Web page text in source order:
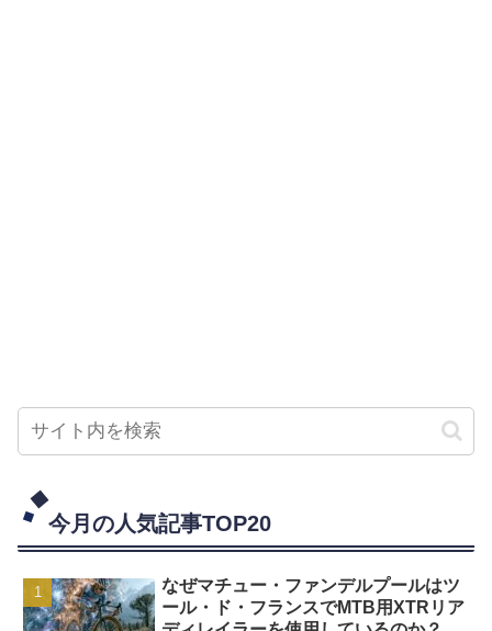
今月の人気記事TOP20
なぜマチュー・ファンデルプールはツ
ール・ド・フランスでMTB用XTRリア